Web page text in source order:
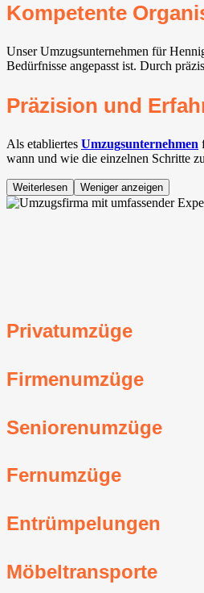
Kompetente
Unser Umzugsunternehmen für
Bedürfnisse angepasst ist. Durch
Präzision und
Als etabliertes Umzugsunternehmen
wann und wie die einzelnen Schritte
Weiterlesen Weniger anzeigen
Privatumzüge
Firmenumzüge
Seniorenumzüge
Fernumzüge
Entrümpelungen
Möbeltransporte